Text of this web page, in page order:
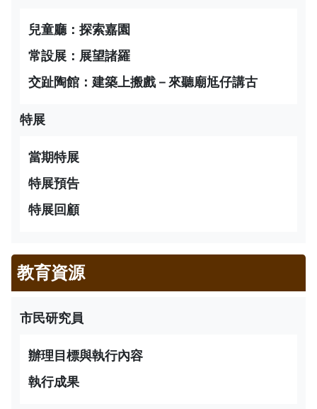
兒童廳：探索嘉園
常設展：展望諸羅
交趾陶館：建築上搬戲－來聽廟尪仔講古
特展
當期特展
特展預告
特展回顧
教育資源
市民研究員
辦理目標與執行內容
執行成果